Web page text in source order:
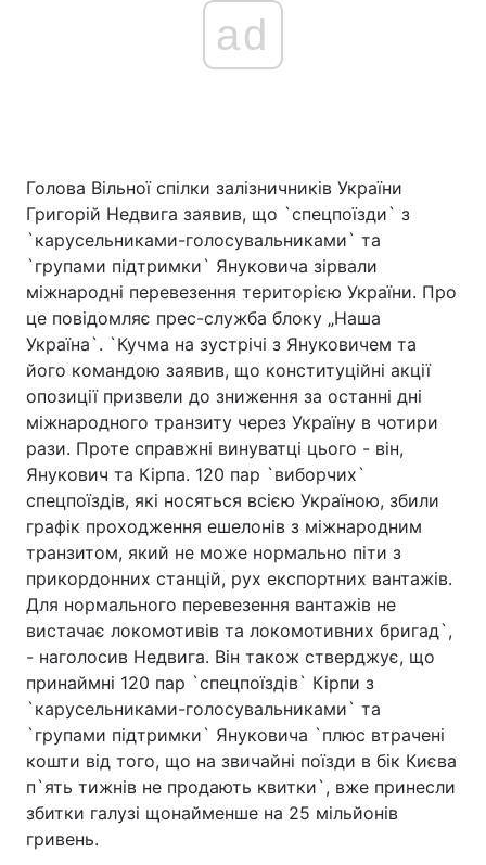
ad
Голова Вільної спілки залізничників України
Григорій Недвига заявив, що `спецпоїзди` з
`карусельниками-голосувальниками` та
`групами підтримки` Януковича зірвали
міжнародні перевезення територією України. Про
це повідомляє прес-служба блоку „Наша
Україна`. `Кучма на зустрічі з Януковичем та
його командою заявив, що конституційні акції
опозиції призвели до зниження за останні дні
міжнародного транзиту через Україну в чотири
рази. Проте справжні винуватці цього - він,
Янукович та Кірпа. 120 пар `виборчих`
спецпоїздів, які носяться всією Україною, збили
графік проходження ешелонів з міжнародним
транзитом, який не може нормально піти з
прикордонних станцій, рух експортних вантажів.
Для нормального перевезення вантажів не
вистачає локомотивів та локомотивних бригад`,
- наголосив Недвига. Він також стверджує, що
принаймні 120 пар `спецпоїздів` Кірпи з
`карусельниками-голосувальниками` та
`групами підтримки` Януковича `плюс втрачені
кошти від того, що на звичайні поїзди в бік Києва
п`ять тижнів не продають квитки`, вже принесли
збитки галузі щонайменше на 25 мільйонів
гривень.